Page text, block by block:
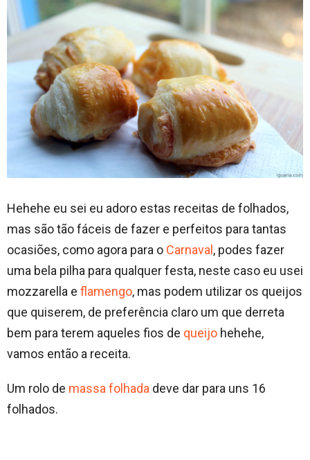
Hehehe eu sei eu adoro estas receitas de folhados,
mas são tão fáceis de fazer e perfeitos para tantas
ocasiões, como agora para o Carnaval, podes fazer
uma bela pilha para qualquer festa, neste caso eu usei
mozzarella e flamengo, mas podem utilizar os queijos
que quiserem, de preferência claro um que derreta
bem para terem aqueles fios de queijo hehehe,
vamos então a receita.
Um rolo de massa folhada deve dar para uns 16
folhados.